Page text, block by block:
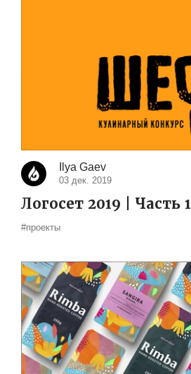
Ilya Gaev
03 дек. 2019
Логосет 2019 | Часть 1
#проекты